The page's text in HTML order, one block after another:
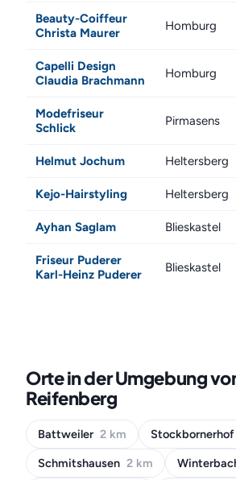
Beauty-Coiffeur
Christa Maurer
Homburg
Capelli Design
Claudia Brachmann
Homburg
Modefriseur
Schlick
Pirmasens
Helmut Jochum Heltersberg
Kejo-Hairstyling Heltersberg
Ayhan Saglam Blieskastel
Friseur Puderer
Karl-Heinz Puderer
Blieskastel
Orte in der Umgebung
Reifenberg
Battweiler 2 km Stockbornerhof
Schmitshausen 2 km